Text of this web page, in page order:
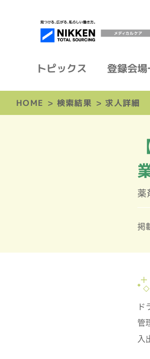
トピックス 登録会場
HOME > 検索結果 > 求人詳細
薬
掲
ド
管
入